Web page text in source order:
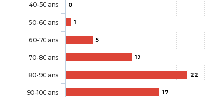
0
1
5
12
22
17
40-50 ans
50-60 ans
60-70 ans
70-80 ans
80-90 ans
90-100 ans